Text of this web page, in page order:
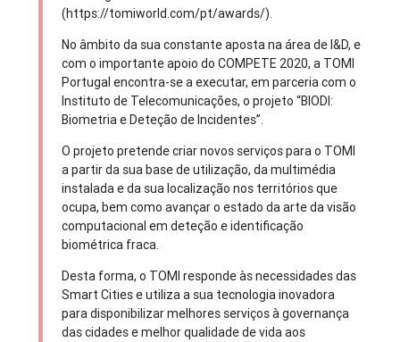
(https://tomiworld.com/pt/awards/).
No âmbito da sua constante aposta na área de I&D, e
com o importante apoio do COMPETE 2020, a TOMI
Portugal encontra-se a executar, em parceria com o
Instituto de Telecomunicações, o projeto “BIODI:
Biometria e Deteção de Incidentes”.
O projeto pretende criar novos serviços para o TOMI
a partir da sua base de utilização, da multimédia
instalada e da sua localização nos territórios que
ocupa, bem como avançar o estado da arte da visão
computacional em deteção e identificação
biométrica fraca.
Desta forma, o TOMI responde às necessidades das
Smart Cities e utiliza a sua tecnologia inovadora
para disponibilizar melhores serviços à governança
das cidades e melhor qualidade de vida aos